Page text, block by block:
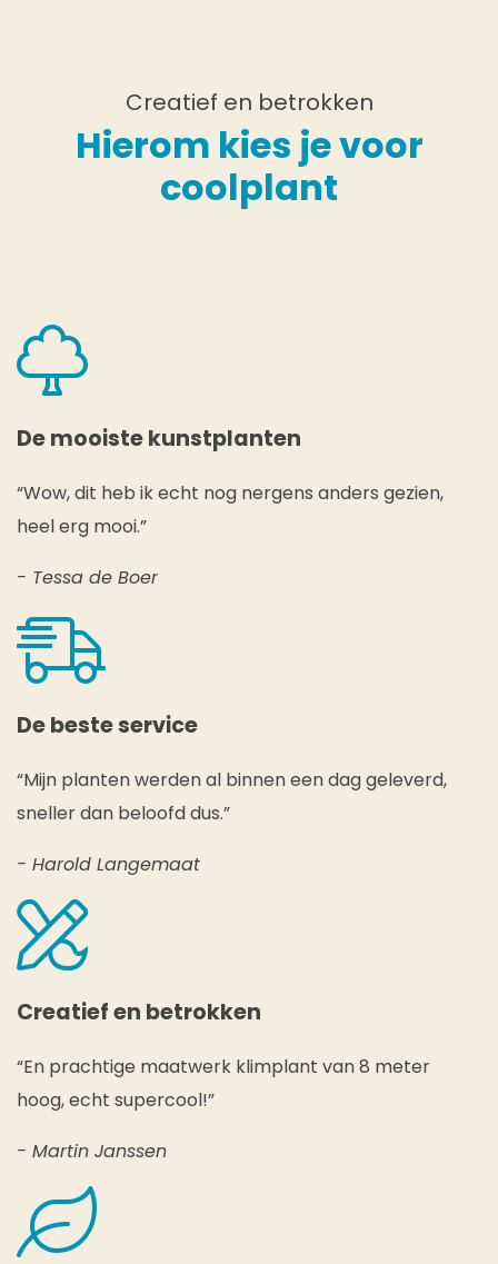
Creatief en betrokken
Hierom kies je voor
coolplant
De mooiste kunstplanten
“Wow, dit heb ik echt nog nergens anders gezien,
heel erg mooi.”
- Tessa de Boer
De beste service
“Mijn planten werden al binnen een dag geleverd,
sneller dan beloofd dus.”
- Harold Langemaat
Creatief en betrokken
“En prachtige maatwerk klimplant van 8 meter
hoog, echt supercool!”
- Martin Janssen